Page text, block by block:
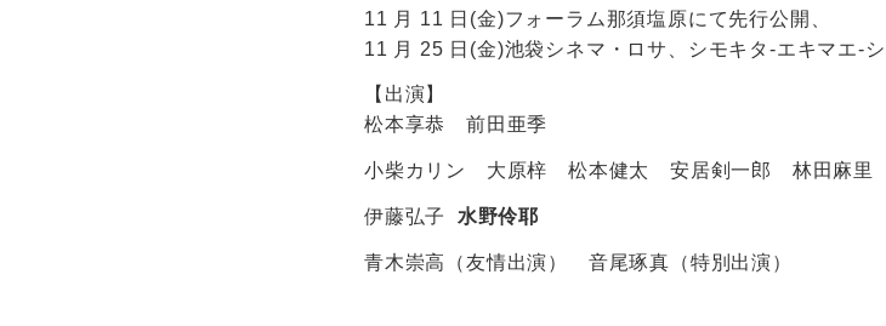
11 月 11 日(金)フォーラム那須塩原にて先行公開、
11 月 25 日(金)池袋シネマ・ロサ、シモキタ-エキマエ-
【出演】
松本享恭 前田亜季
小柴カリン 大原梓 松本健太 安居剣一郎 林田麻里
伊藤弘子 水野伶耶
青木崇高（友情出演） 音尾琢真（特別出演）